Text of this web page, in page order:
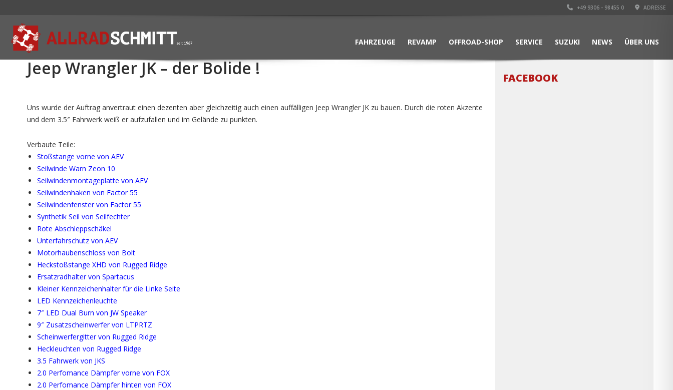
+49 9306 - 98455 0 ADRESSE
FAHRZEUGE REVAMP OFFROAD-SHOP SERVICE SUZUKI NEWS ÜBER UNS
Jeep Wrangler JK – der Bolide !
Uns wurde der Auftrag anvertraut einen dezenten aber gleichzeitig auch einen auffälligen Jeep Wrangler JK zu bauen. Durch die roten Akzente
und dem 3.5″ Fahrwerk weiß er aufzufallen und im Gelände zu punkten.
Verbaute Teile:
Stoßstange vorne von AEV
Seilwinde Warn Zeon 10
Seilwindenmontageplatte von AEV
Seilwindenhaken von Factor 55
Seilwindenfenster von Factor 55
Synthetik Seil von Seilfechter
Rote Abschleppschäkel
Unterfahrschutz von AEV
Motorhaubenschloss von Bolt
Heckstoßstange XHD von Rugged Ridge
Ersatzradhalter von Spartacus
Kleiner Kennzeichenhalter für die Linke Seite
LED Kennzeichenleuchte
7″ LED Dual Burn von JW Speaker
9″ Zusatzscheinwerfer von LTPRTZ
Scheinwerfergitter von Rugged Ridge
Heckleuchten von Rugged Ridge
3.5 Fahrwerk von JKS
2.0 Perfomance Dämpfer vorne von FOX
2.0 Perfomance Dämpfer hinten von FOX
FACEBOOK